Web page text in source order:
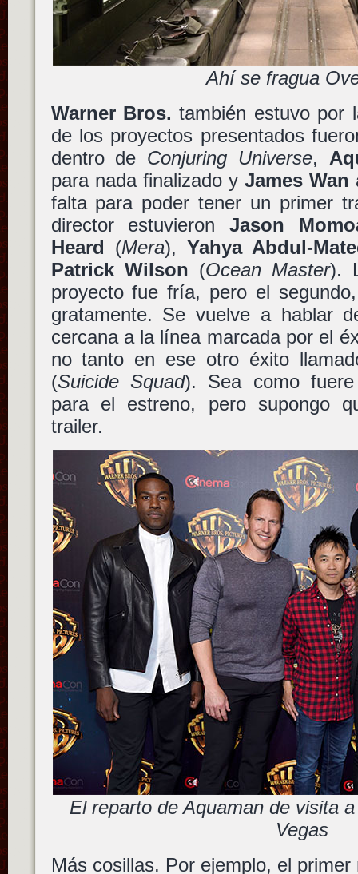
Ahí se fragua
Warner Bros. también estuvo por
de los proyectos presentados
dentro de Conjuring Universe,
para nada finalizado y James Wan
falta para poder tener un primer
director estuvieronJason
Heard (Mera), Yahya Abdul-
Patrick Wilson (Ocean Master).
proyecto fue fría, pero el
gratamente. Se vuelve a hablar
cercana a la línea marcada por el
no tanto en ese otro éxito
(Suicide Squad). Sea como
para el estreno, pero supongo
trailer.
El reparto de Aquaman de visita
Vegas
Más cosillas. Por ejemplo, el